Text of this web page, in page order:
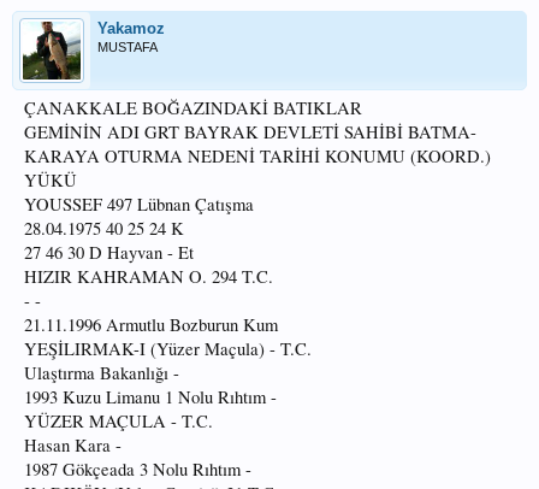
Yakamoz
MUSTAFA
ÇANAKKALE BOĞAZINDAKİ BATIKLAR
GEMİNİN ADI GRT BAYRAK DEVLETİ SAHİBİ BATMA-
KARAYA OTURMA NEDENİ TARİHİ KONUMU (KOORD.)
YÜKÜ
YOUSSEF 497 Lübnan Çatışma
28.04.1975 40 25 24 K
27 46 30 D Hayvan - Et
HIZIR KAHRAMAN O. 294 T.C.
- -
21.11.1996 Armutlu Bozburun Kum
YEŞİLIRMAK-I (Yüzer Maçula) - T.C.
Ulaştırma Bakanlığı -
1993 Kuzu Limanu 1 Nolu Rıhtım -
YÜZER MAÇULA - T.C.
Hasan Kara -
1987 Gökçeada 3 Nolu Rıhtım -